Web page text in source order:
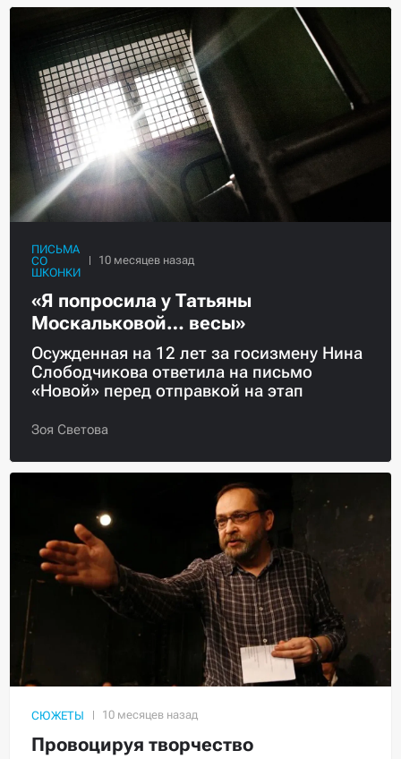
ПИСЬМА
СО
ШКОНКИ
«Я попросила у Татьяны
Москальковой… весы»
Осужденная на 12 лет за госизмену Нина
Слободчикова ответила на письмо
«Новой» перед отправкой на этап
Зоя Светова
СЮЖЕТЫ
Провоцируя творчество